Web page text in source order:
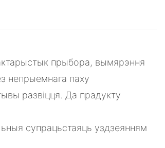
прыбора, вымярэння
непрыемнага паху
развіцця. Да прадукту
супрацьстаяць уздзеянням